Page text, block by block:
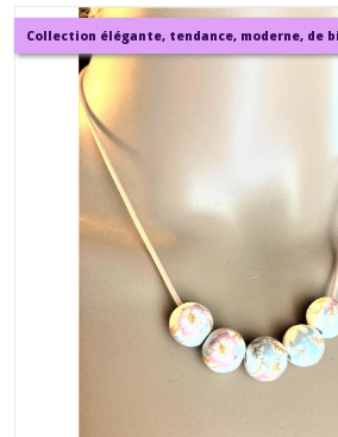
cm Bijou femme